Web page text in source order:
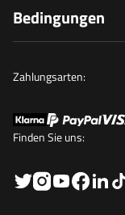
Bedingungen
Zahlungsarten:
Finden Sie uns: